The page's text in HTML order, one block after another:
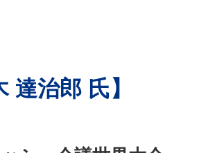
達治郎 氏】